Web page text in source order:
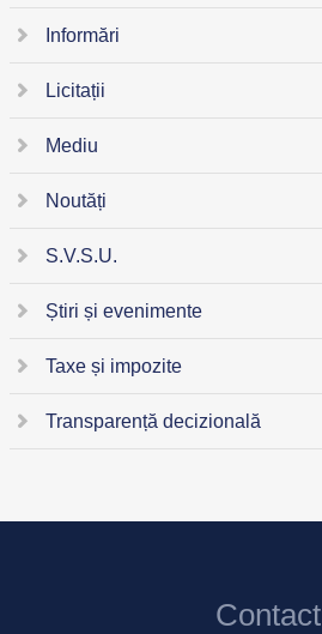
Informări
Licitații
Mediu
Noutăți
S.V.S.U.
Știri și evenimente
Taxe și impozite
Transparență decizională
Contact